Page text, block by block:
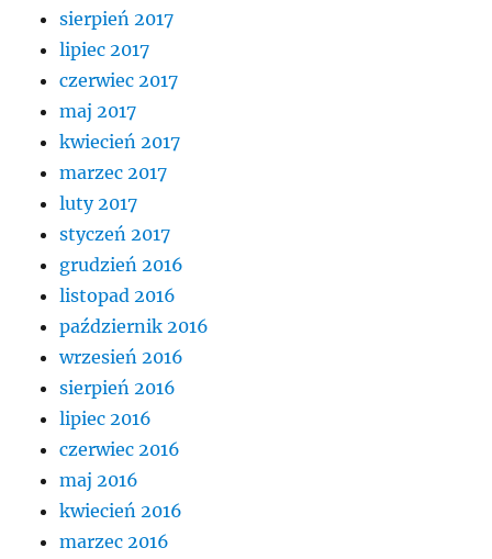
sierpień 2017
lipiec 2017
czerwiec 2017
maj 2017
kwiecień 2017
marzec 2017
luty 2017
styczeń 2017
grudzień 2016
listopad 2016
październik 2016
wrzesień 2016
sierpień 2016
lipiec 2016
czerwiec 2016
maj 2016
kwiecień 2016
marzec 2016